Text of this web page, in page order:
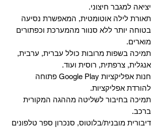
יציאה למגבר חיצוני.
תאורת לילה אוטומטית, המאפשרת נסיעה
בטוחה יותר ללא סנוור מהמערכת וכפתורים
מוארים.
תמיכה בשפות מרובות כולל עברית, ערבית,
אנגלית, צרפתית, רוסית ועוד.
‏חנות אפליקציות Google Play פתוחה
להורדת אפליקציות.
‏תמיכה בחיבור לשליטה מההגה המקורית
ברכב.
‏דיבורית מובנית/בלוטוס, ‏סנכרון ספר טלפונים